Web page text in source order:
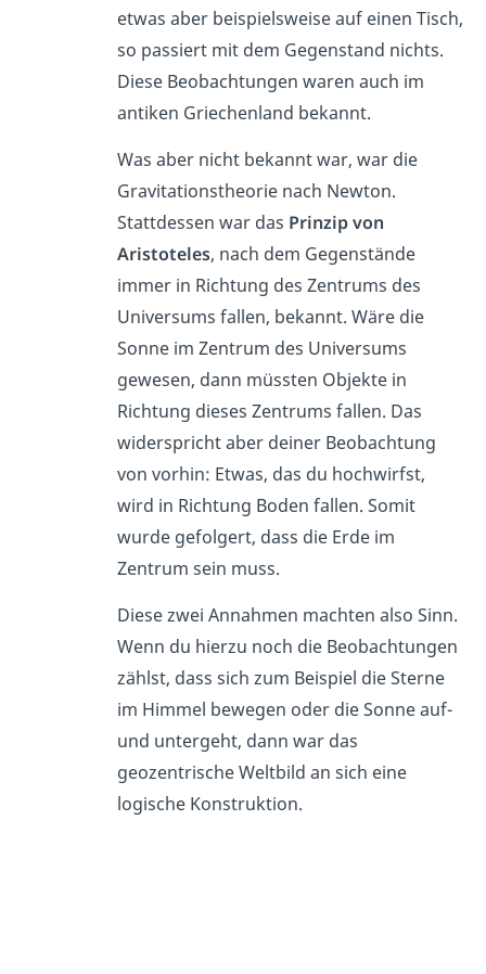
etwas aber beispielsweise auf einen Tisch,
so passiert mit dem Gegenstand nichts.
Diese Beobachtungen waren auch im
antiken Griechenland bekannt.
Was aber nicht bekannt war, war die
Gravitationstheorie nach Newton.
Stattdessen war das Prinzip von
Aristoteles, nach dem Gegenstände
immer in Richtung des Zentrums des
Universums fallen, bekannt. Wäre die
Sonne im Zentrum des Universums
gewesen, dann müssten Objekte in
Richtung dieses Zentrums fallen. Das
widerspricht aber deiner Beobachtung
von vorhin: Etwas, das du hochwirfst,
wird in Richtung Boden fallen. Somit
wurde gefolgert, dass die Erde im
Zentrum sein muss.
Diese zwei Annahmen machten also Sinn.
Wenn du hierzu noch die Beobachtungen
zählst, dass sich zum Beispiel die Sterne
im Himmel bewegen oder die Sonne auf-
und untergeht, dann war das
geozentrische Weltbild an sich eine
logische Konstruktion.